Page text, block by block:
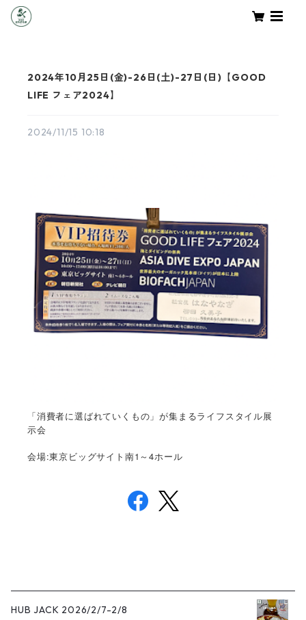
2024年10月25日(金)-26日(土)-27日(日)【GOOD
LIFE フェア2024】
2024/11/15 10:18
「消費者に選ばれていくもの」が集まるライフスタイル展
示会
会場:東京ビッグサイト南1 ～4ホール
HUB JACK 2026/2/7-2/8